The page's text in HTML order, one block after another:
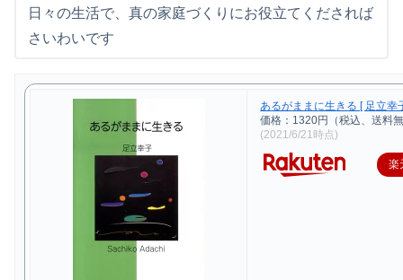
日々の生活で、真の家庭づくりにお役立てくだされば
さいわいです
あるがままに生きる [ 足立幸
価格：1320円（税込、送料
(2021/6/21時点)
楽